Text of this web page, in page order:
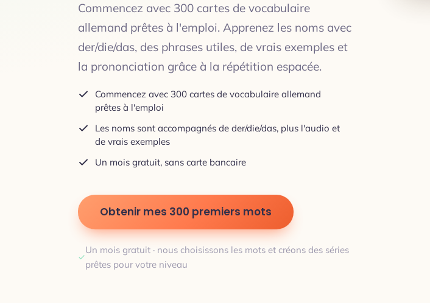
Commencez avec 300 cartes de vocabulaire
allemand prêtes à l'emploi. Apprenez les noms avec
der/die/das, des phrases utiles, de vrais exemples et
la prononciation grâce à la répétition espacée.
Commencez avec 300 cartes de vocabulaire allemand
prêtes à l'emploi
Les noms sont accompagnés de der/die/das, plus l'audio et
de vrais exemples
Un mois gratuit, sans carte bancaire
Obtenir mes 300 premiers mots
Un mois gratuit · nous choisissons les mots et créons des séries
prêtes pour votre niveau